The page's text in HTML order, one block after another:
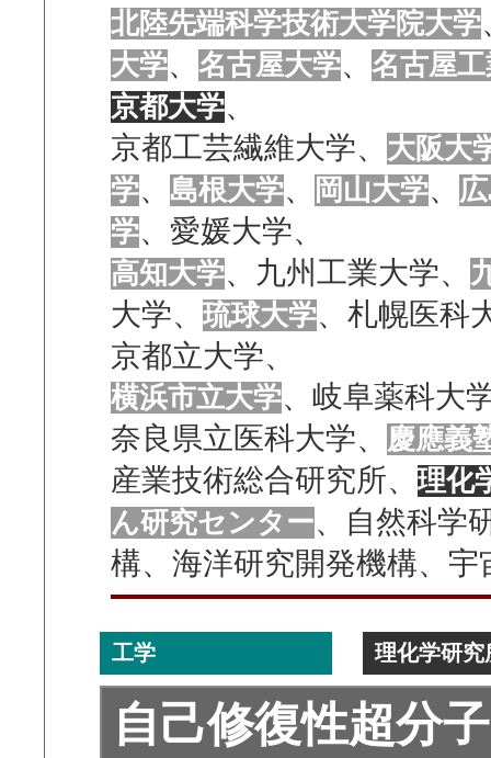
北陸先端科学技術大学院大学
大学、 名古屋大学、 名古屋
京都大学、
京都工芸繊維大学、 大阪大
学、 島根大学、 岡山大学、
学、愛媛大学、
高知大学、九州工業大学、
大学、 琉球大学、札幌医科
京都立大学、
横浜市立大学、岐阜薬科大
奈良県立医科大学、
慶應義
産業技術総合研究所、 理化
ん研究センター、自然科学
構、海洋研究開発機構、
工学 理化学研究
自己修復性超分